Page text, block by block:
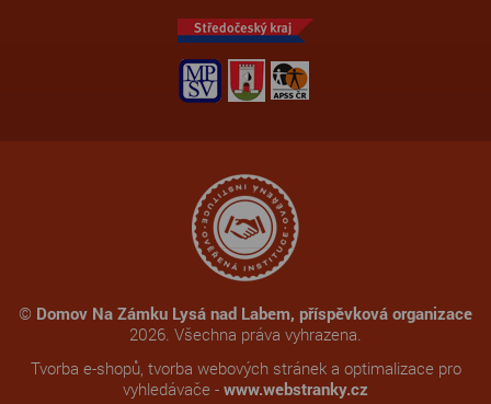
© Domov Na Zámku Lysá nad Labem, příspěvková organizace
2026. Všechna práva vyhrazena.
Tvorba e-shopů, tvorba webových stráneka optimalizace pro
vyhledávače - www.webstranky.cz